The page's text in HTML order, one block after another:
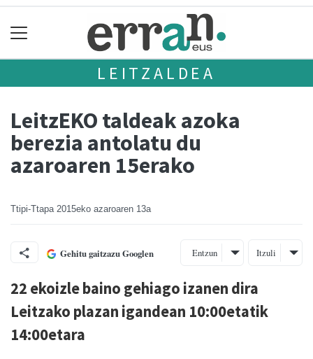
LEITZALDEA
LeitzEKO taldeak azoka
berezia antolatu du
azaroaren 15erako
Ttipi-Ttapa 2015eko azaroaren 13a
Gehitu gaitzazu Googlen Entzun Itzuli
22 ekoizle baino gehiago izanen dira
Leitzako plazan igandean 10:00etatik
14:00etara